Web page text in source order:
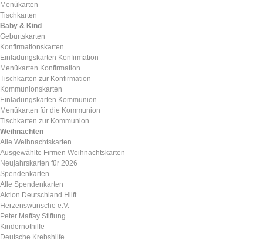
Menükarten
Tischkarten
Baby & Kind
Geburtskarten
Konfirmationskarten
Einladungskarten Konfirmation
Menükarten Konfirmation
Tischkarten zur Konfirmation
Kommunionskarten
Einladungskarten Kommunion
Menükarten für die Kommunion
Tischkarten zur Kommunion
Weihnachten
Alle Weihnachtskarten
Ausgewählte Firmen Weihnachtskarten
Neujahrskarten für 2026
Spendenkarten
Alle Spendenkarten
Aktion Deutschland Hilft
Herzenswünsche e.V.
Peter Maffay Stiftung
Kindernothilfe
Deutsche Krebshilfe